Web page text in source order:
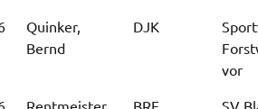
Quinker,
Bernd
DJK
vor
Rentmeister,
BRF SV